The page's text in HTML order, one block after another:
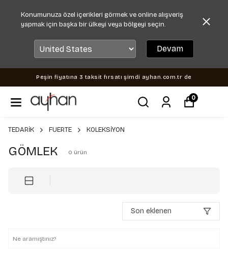
Konumunuza özel içerikleri görmek ve online alışveriş
yapmak için başka bir ülkeyi veya bölgeyi seçin.
Devam
Peşin fiyatına 3 taksit fırsatı şimdi ayhan.com.tr de
0
TEDARİK FUERTE KOLEKSİYON
GÖMLEK 0 ürün
Son eklenen